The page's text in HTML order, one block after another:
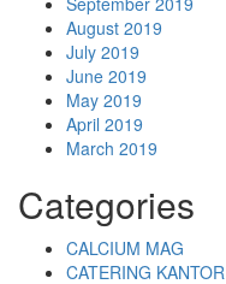
August 2019
July 2019
June 2019
May 2019
April 2019
March 2019
Categories
CALCIUM MAG
CATERING KANTOR